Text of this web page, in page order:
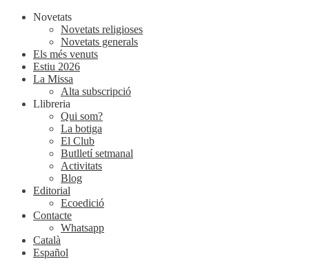
Novetats
Novetats religioses
Novetats generals
Els més venuts
Estiu 2026
La Missa
Alta subscripció
Llibreria
Qui som?
La botiga
El Club
Butlletí setmanal
Activitats
Blog
Editorial
Ecoedició
Contacte
Whatsapp
Català
Español